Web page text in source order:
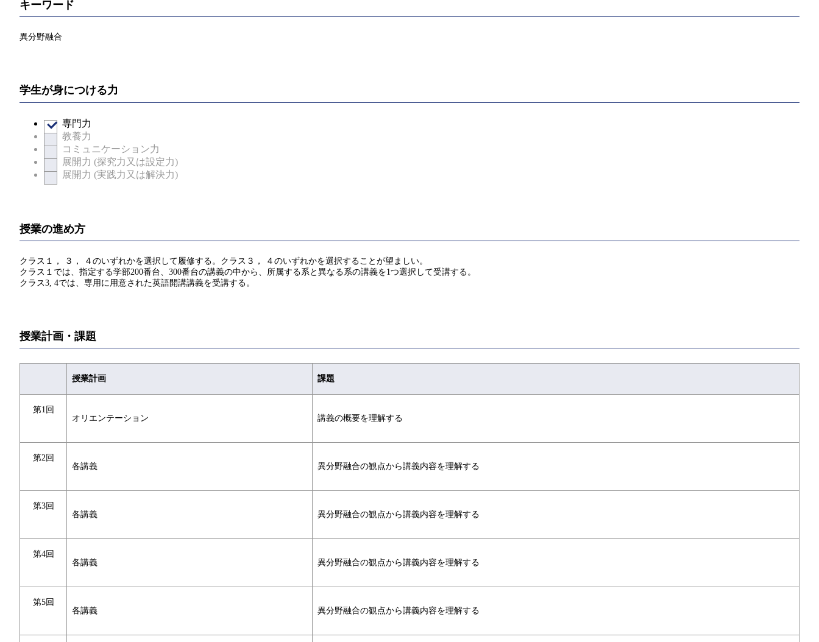
キーワード
異分野融合
学生が身につける力
専門力
教養力
コミュニケーション力
展開力 (探究力又は設定力)
展開力 (実践力又は解決力)
授業の進め方
クラス１， ３， ４のいずれかを選択して履修する。クラス３， ４のいずれかを選択することが望ましい。
クラス１では、指定する学部200番台、300番台の講義の中から、所属する系と異なる系の講義を1つ選択して受講する。
クラス3, 4では、専用に用意された英語開講講義を受講する。
授業計画・課題
授業計画 課題
第1回
オリエンテーション
講義の概要を理解する
第2回
各講義
異分野融合の観点から講義内容を理解する
第3回
各講義
異分野融合の観点から講義内容を理解する
第4回
各講義
異分野融合の観点から講義内容を理解する
第5回
各講義
異分野融合の観点から講義内容を理解する